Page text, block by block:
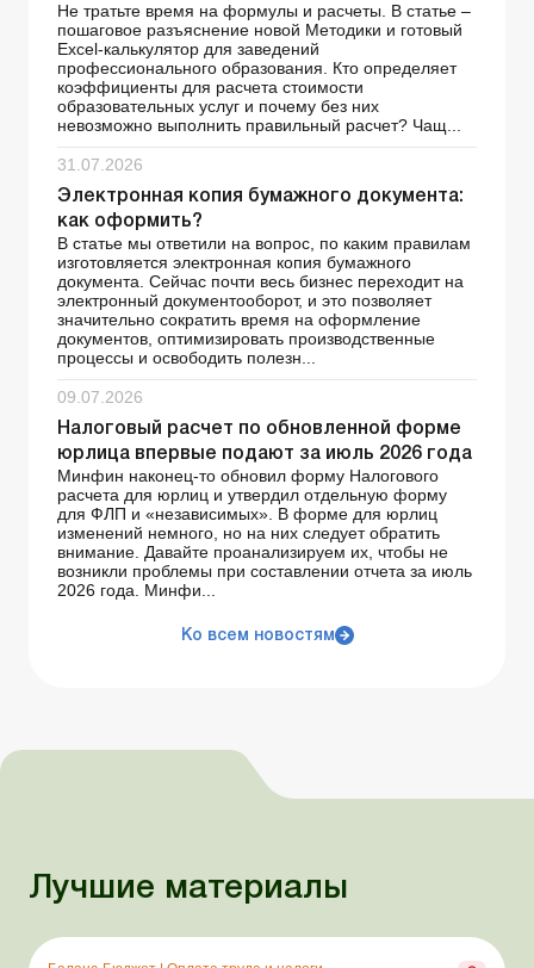
Не тратьте время на формулы и расчеты. В статье –
пошаговое разъяснение новой Методики и готовый
Excel-калькулятор для заведений
профессионального образования. Кто определяет
коэффициенты для расчета стоимости
образовательных услуг и почему без них
невозможно выполнить правильный расчет? Чащ...
31.07.2026
Электронная копия бумажного документа:
как оформить?
В статье мы ответили на вопрос, по каким правилам
изготовляется электронная копия бумажного
документа. Сейчас почти весь бизнес переходит на
электронный документооборот, и это позволяет
значительно сократить время на оформление
документов, оптимизировать производственные
процессы и освободить полезн...
09.07.2026
Налоговый расчет по обновленной форме
юрлица впервые подают за июль 2026 года
Минфин наконец-то обновил форму Налогового
расчета для юрлиц и утвердил отдельную форму
для ФЛП и «независимых». В форме для юрлиц
изменений немного, но на них следует обратить
внимание. Давайте проанализируем их, чтобы не
возникли проблемы при составлении отчета за июль
2026 года. Минфи...
Ко всем новостям
Лучшие материалы